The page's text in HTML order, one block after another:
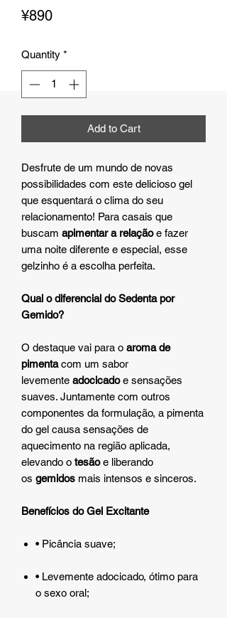
¥890Price
Quantity *
Add to Cart
Desfrute de um mundo de novas
possibilidades com este delicioso gel
que esquentará o clima do seu
relacionamento! Para casais que
buscam apimentar a relaçãoe fazer
uma noite diferente e especial, esse
gelzinho é a escolha perfeita.
Qual o diferencial do Sedenta por
Gemido?
O destaque vai para o aroma de
pimentacom um sabor
levemente adocicadoe sensações
suaves. Juntamente com outros
componentes da formulação, a pimenta
do gel causa sensações de
aquecimento na região aplicada,
elevando o tesãoe liberando
os gemidos mais intensos e sinceros.
Benefícios do Gel Excitante
• Picância suave;
• Levemente adocicado, ótimo para
o sexo oral;